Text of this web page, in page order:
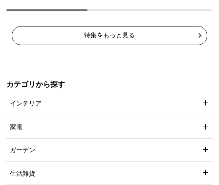
特集をもっと見る
カテゴリから探す
インテリア
家電
ガーデン
生活雑貨